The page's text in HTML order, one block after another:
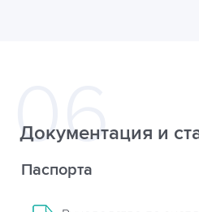
Документация и
Паспорта